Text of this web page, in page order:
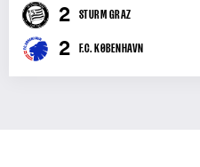
2 STURM GRAZ
2 F.C. KØBENHAVN